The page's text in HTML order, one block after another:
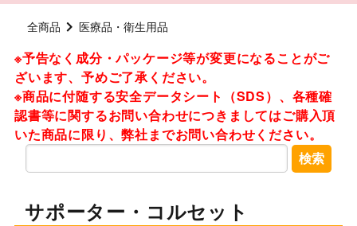
全商品 医療品・衛生用品
※予告なく成分・パッケージ等が変更になることがご
ざいます、予めご了承ください。
※商品に付随する安全データシート（SDS）、各種確
認書等に関するお問い合わせにつきましてはご購入頂
いた商品に限り、弊社までお問い合わせください。
検索
サポーター・コルセット